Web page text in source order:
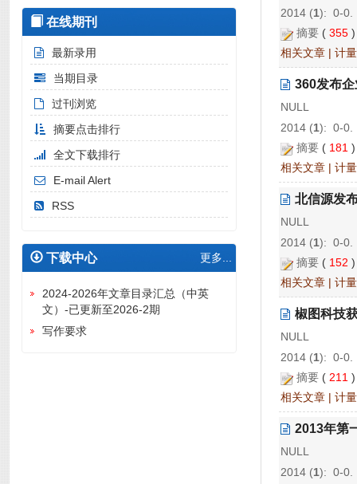
2014 (1): 0-0.
摘要 ( 355
相关文章 | 计
360发布
NULL
2014 (1): 0-0.
摘要 ( 181
相关文章 | 计
北信源发
NULL
2014 (1): 0-0.
摘要 ( 152
相关文章 | 计
椒图科技
NULL
2014 (1): 0-0.
摘要 ( 211
相关文章 | 计
2013年第
NULL
2014 (1): 0-0.
在线期刊
最新录用
当期目录
过刊浏览
摘要点击排行
全文下载排行
E-mail Alert
RSS
下载中心 更多...
2024-2026年文章目录汇总（中英
文）-已更新至2026-2期
写作要求